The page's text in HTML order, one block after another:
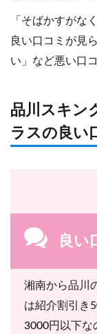
「そばかすがな
良い口コミが見
い」など悪い口
品川スキン
ラスの良い
良い
湘南から品川
は紹介割引き
3000円以下な